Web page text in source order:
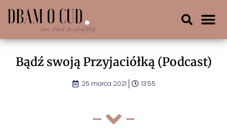
Bądź swoją Przyjaciółką (Podcast)
25 marca 2021 13:55